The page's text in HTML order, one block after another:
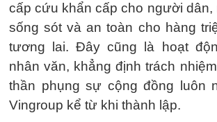
cấp cứu khẩn cấp cho người dân,
sống sót và an toàn cho hàng
tương lai. Đây cũng là hoạt
nhân văn, khẳng định trách
thần phụng sự cộng đồng luôn
Vingroup kể từ khi thành lập.